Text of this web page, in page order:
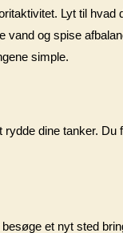
Lyt til hvad
vand og spise
simple.
dine tanker. Du
et nyt sted